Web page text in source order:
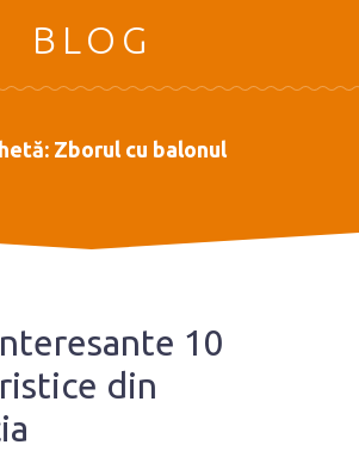
BLOG
Zborul cu balonul
10
din